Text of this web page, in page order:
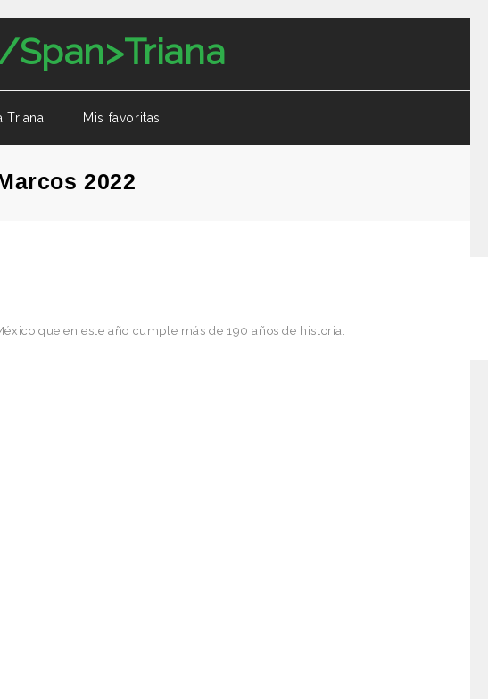
Triana Mis favoritas
2022
que en este año cumple más de 190 años de historia.